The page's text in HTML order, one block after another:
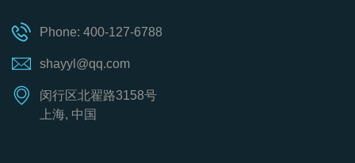
Phone: 400-127-6788
shayyl@qq.com
闵行区北翟路3158号
上海, 中国